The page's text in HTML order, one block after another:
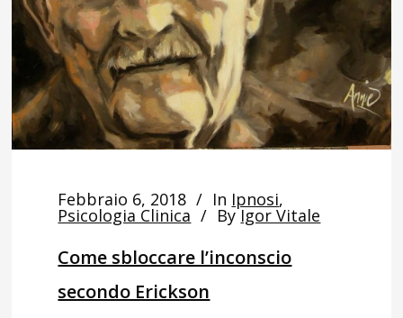
Febbraio 6, 2018 In Ipnosi,
Psicologia Clinica By Igor Vitale
Come sbloccare l’inconscio
secondo Erickson